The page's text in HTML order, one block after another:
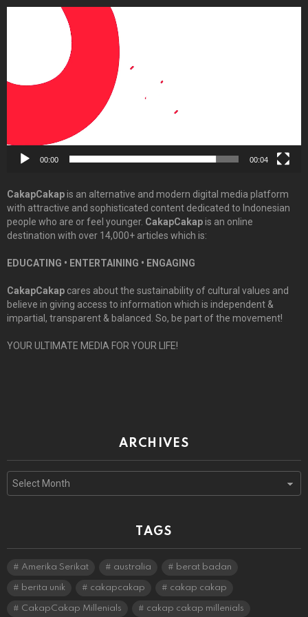
00:00 00:04
CakapCakapis an alternative and modern digital media platform
with attractive and sophisticated content dedicated to Indonesian
people who are or feel younger. CakapCakapis an online
destination with over 14,000+ articles which is:
EDUCATING • ENTERTAINING • ENGAGING
CakapCakap cares about the sustainability of cultural values and
believe in giving access to information which is independent &
impartial, transparent & balanced. So, be part of the movement!
YOUR ULTIMATE MEDIA FOR YOUR LIFE!
ARCHIVES
Archives
TAGS
Amerika Serikat australia berat badan
berita unik cakapcakap cakap cakap
CakapCakap Millenials cakap cakap millenials